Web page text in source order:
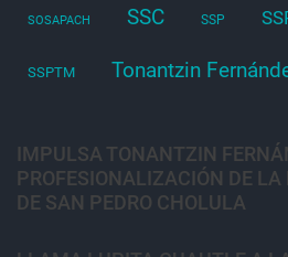
SOSAPACH SSC SSP
SSPTM Tonantzin
IMPULSA TONANTZIN
PROFESIONALIZACIÓN DE
DE SAN PEDRO CHOLULA